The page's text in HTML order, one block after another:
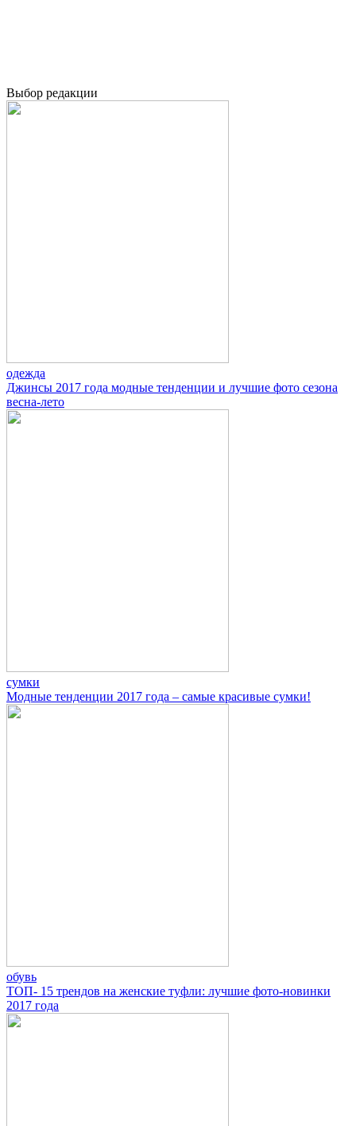
Выбор редакции
одежда
Джинсы 2017 года модные тенденции и лучшие фото сезона
весна-лето
сумки
Модные тенденции 2017 года – самые красивые сумки!
обувь
ТОП- 15 трендов на женские туфли: лучшие фото-новинки
2017 года